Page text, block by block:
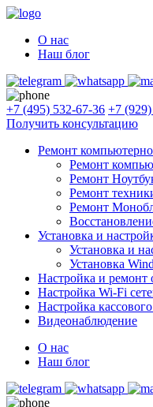
О нас
Наш блог
+7 (495) 532-67-36 +7
Получить консультацию
Ремонт
Ремонт
Ремонт
Ремонт
Ремонт
Установка и
Установка и
Установка
Настройка и ремонт
Настройка Wi-Fi
Настройка
Видеонаблюдение
О нас
Наш блог